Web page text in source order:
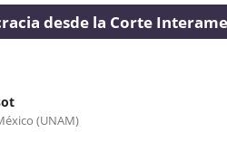
desde la Corte
(UNAM)